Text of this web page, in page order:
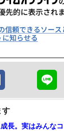
す
長。実はみんなコ